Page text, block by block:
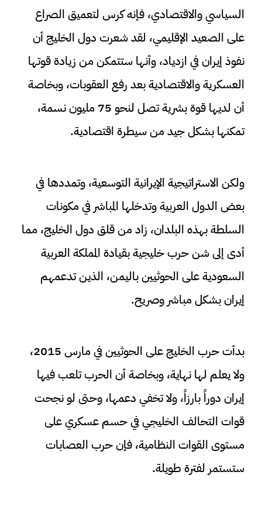
السياسي والاقتصادي، فإنه كرس لتعميق الصراع
على الصعيد الإقليمي، لقد شعرت دول الخليج أن
نفوذ إيران في ازدياد، وأنها ستتمكن من زيادة قوتها
العسكرية والاقتصادية بعد رفع العقوبات، وبخاصة
أن لديها قوة بشرية تصل لنحو 75 مليون نسمة،
تمكنها بشكل جيد من سيطرة اقتصادية.
ولكن الاستراتيجية الإيرانية التوسعية، وتمددها في
بعض الدول العربية وتدخلها المباشر في مكونات
السلطة بهذه البلدان، زاد من قلق دول الخليج، مما
أدى إلى شن حرب خليجية بقيادة المملكة العربية
السعودية على الحوثيين باليمن، الذين تدعمهم
إيران بشكل مباشر وصريح.
بدأت حرب الخليج على الحوثيين في مارس 2015،
ولا يعلم لها نهاية، وبخاصة أن الحرب تلعب فيها
إيران دوراً بارزاً، ولا تخفي دعمها، وحتى لو نجحت
قوات التحالف الخليجي في حسم عسكري على
مستوى القوات النظامية، فإن حرب العصابات
ستستمر لفترة طويلة.